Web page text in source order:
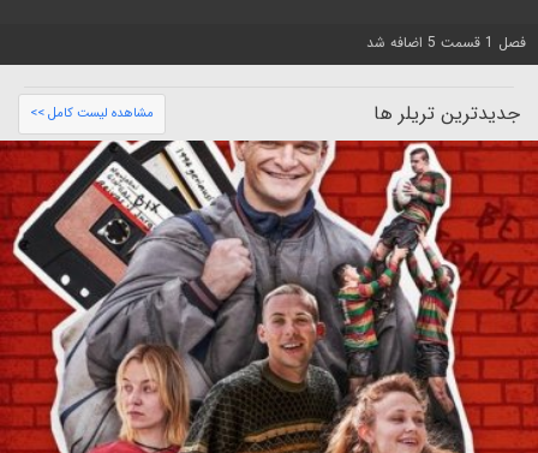
فصل 1 قسمت 5 اضافه شد
جدیدترین تریلر ها مشاهده لیست کامل >>